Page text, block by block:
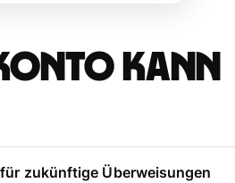
Konto kann
zukünftige Überweisungen